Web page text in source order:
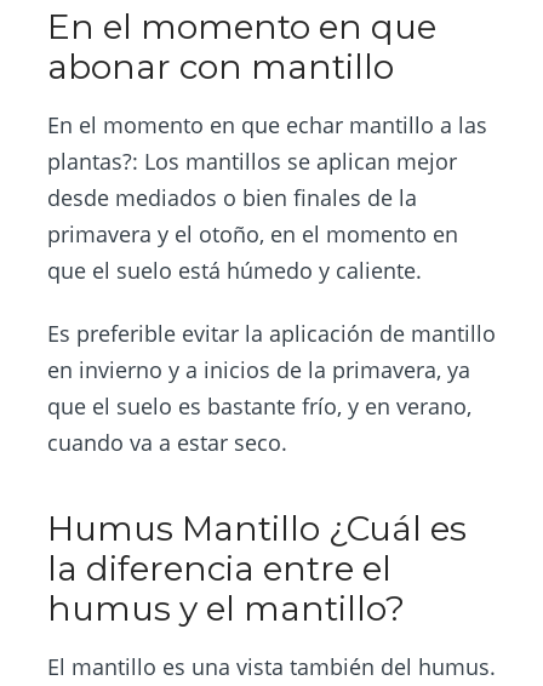
En el momento en que
abonar con mantillo
En el momento en que echar mantillo a las
plantas?: Los mantillos se aplican mejor
desde mediados o bien finales de la
primavera y el otoño, en el momento en
que el suelo está húmedo y caliente.
Es preferible evitar la aplicación de mantillo
en invierno y a inicios de la primavera, ya
que el suelo es bastante frío, y en verano,
cuando va a estar seco.
Humus Mantillo ¿Cuál es
la diferencia entre el
humus y el mantillo?
El mantillo es una vista también del humus.